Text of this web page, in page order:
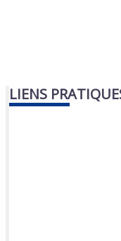
LIENS